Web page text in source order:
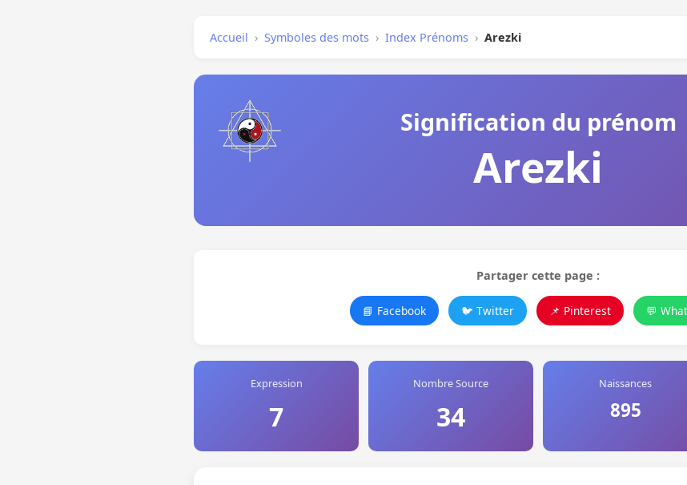
Accueil › Symboles des mots › Index Prénoms › Arezki
Signification du prénom
Arezki
Partager cette page :
📘 Facebook 🐦 Twitter 📌 Pinterest 💬
Expression
7
Nombre Source
34
Naissances
895